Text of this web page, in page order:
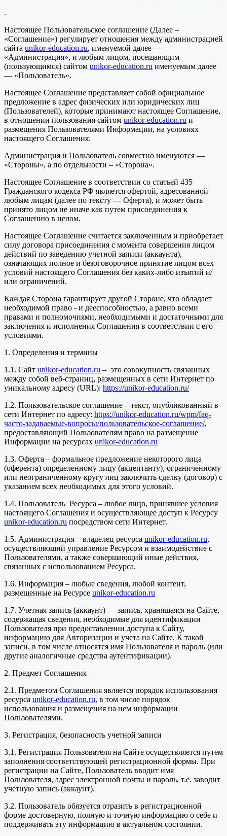
.
Настоящее Пользовательское соглашение (Далее –
«Соглашение») регулирует отношения между администрацией
сайта unikor-education.ru, именуемой далее —
«Администрация», и любым лицом, посещающим
(пользующимся) сайтом unikor-education.ru именуемым далее
— «Пользователь».
Настоящее Соглашение представляет собой официальное
предложение в адрес физических или юридических лиц
(Пользователей), которые принимают настоящее Соглашение,
в отношении пользования сайтом unikor-education.ru и
размещения Пользователями Информации, на условиях
настоящего Соглашения.
Администрация и Пользователь совместно именуются —
«Стороны», а по отдельности – «Сторона».
Настоящее Соглашение в соответствии со статьей 435
Гражданского кодекса РФ является офертой, адресованной
любым лицам (далее по тексту — Оферта), и может быть
принято лицом не иначе как путем присоединения к
Соглашению в целом.
Настоящее Соглашение считается заключенным и приобретает
силу договора присоединения с момента совершения лицом
действий по заведению учетной записи (аккаунта),
означающих полное и безоговорочное принятие лицом всех
условий настоящего Соглашения без каких-либо изъятий и/
или ограничений.
Каждая Сторона гарантирует другой Стороне, что обладает
необходимой право - и дееспособностью, а равно всеми
правами и полномочиями, необходимыми и достаточными для
заключения и исполнения Соглашения в соответствии с его
условиями.
1. Определения и термины
1.1. Сайт unikor-education.ru – это совокупность связанных
между собой веб-страниц, размещенных в сети Интернет по
уникальному адресу (URL): https://unikor-education.ru/
1.2. Пользовательское соглашение – текст, опубликованный в
сети Интернет по адресу: https://unikor-education.ru/wpm/faq-
часто-задаваемые-вопросы/пользовательское-соглашение/,
предоставляющий Пользователям право на размещение
Информации на ресурсах unikor-education.ru
1.3. Оферта – формальное предложение некоторого лица
(оферента) определенному лицу (акцептанту), ограниченному
или неограниченному кругу лиц заключить сделку (договор) с
указанием всех необходимых для этого условий.
1.4. Пользователь Ресурса – любое лицо, принявшее условия
настоящего Соглашения и осуществляющее доступ к Ресурсу
unikor-education.ru посредством сети Интернет.
1.5. Администрация – владелец ресурса unikor-education.ru,
осуществляющий управление Ресурсом и взаимодействие с
Пользователями, а также совершающий иные действия,
связанных с использованием Ресурса.
1.6. Информация – любые сведения, любой контент,
размещенные на Ресурсе unikor-education.ru
1.7. Учетная запись (аккаунт) — запись, хранящаяся на Сайте,
содержащая сведения, необходимые для идентификации
Пользователя при предоставлении доступа к Сайту,
информацию для Авторизации и учета на Сайте. К такой
записи, в том числе относятся имя Пользователя и пароль (или
другие аналогичные средства аутентификации).
2. Предмет Соглашения
2.1. Предметом Соглашения является порядок использования
ресурса unikor-education.ru, в том числе порядок
использования и размещения на нем информации
Пользователями.
3. Регистрация, безопасность учетной записи
3.1. Регистрация Пользователя на Сайте осуществляется путем
заполнения соответствующей регистрационной формы. При
регистрации на Сайте, Пользователь вводит имя
Пользователя, адрес электронной почты и пароль, т.е. заводит
учетную запись (аккаунт).
3.2. Пользователь обязуется отразить в регистрационной
форме достоверную, полную и точную информацию о себе и
поддерживать эту информацию в актуальном состоянии.